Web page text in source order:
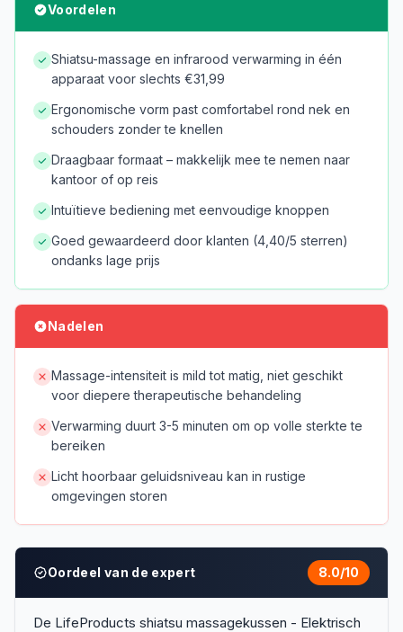
Voordelen
Shiatsu-massage en infrarood verwarming in één
apparaat voor slechts €31,99
Ergonomische vorm past comfortabel rond nek en
schouders zonder te knellen
Draagbaar formaat – makkelijk mee te nemen naar
kantoor of op reis
Intuïtieve bediening met eenvoudige knoppen
Goed gewaardeerd door klanten (4,40/5 sterren)
ondanks lage prijs
Nadelen
Massage-intensiteit is mild tot matig, niet geschikt
voor diepere therapeutische behandeling
Verwarming duurt 3-5 minuten om op volle sterkte te
bereiken
Licht hoorbaar geluidsniveau kan in rustige
omgevingen storen
Oordeel van de expert 8.0/10
De LifeProducts shiatsu massagekussen - Elektrisch